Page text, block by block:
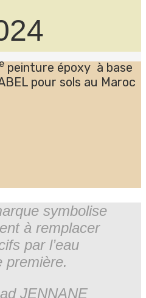
peinture époxy à base
pour sols au Maroc
symbolise
à remplacer
par l’eau
première.
JENNANE